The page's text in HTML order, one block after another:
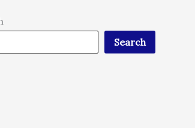
Search